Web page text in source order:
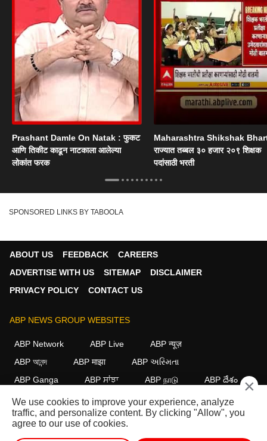
Prashant Damle On Natak : फुकट
आणि तिकीट काढून नाटकाला आलेल्या
लोकांत फरक
Maharashtra Shikshak
राज्यात तब्बल ३० हजार २०९ शिक्षक
पदांसाठी भरती
SPONSORED LINKS BY TABOOLA
ABOUT US FEEDBACK
CAREERS
ADVERTISE WITH US
SITEMAP
DISCLAIMER
PRIVACY POLICY
CONTACT US
ABP NEWS GROUP WEBSITES
ABP Network ABP Live
ABP न्यूज़
ABP আনন্দ
ABP माझा
ABP અસ્મિતા
ABP Ganga
ABP ਸਾਂਝਾ ABP நாடு ABP దేశం
FOLLOW US
×
We use cookies to improve your experience, analyze
traffic, and personalize content. By clicking "Allow", you
agree to our use of cookies.